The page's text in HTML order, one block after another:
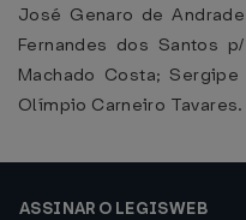
José Genaro de
Fernandes dos Santos
Machado Costa;
Olímpio Carneiro Tavares.
ASSINAR O LEGISWEB